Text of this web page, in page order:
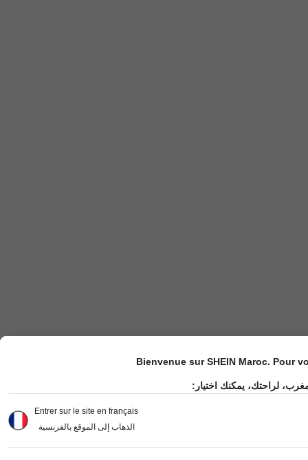
Bienvenue sur SHEIN Maroc. Pour
لراحتك، يمكنك اختيار:
Entrer sur le site en français
الذهاب إلى الموقع بالفرنسية